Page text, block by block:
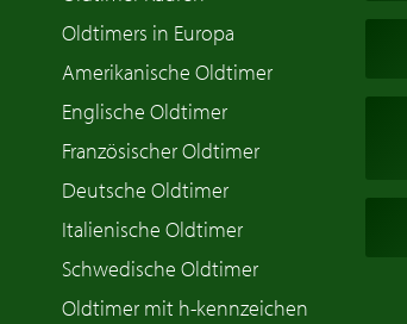
Oldtimers in Europa
Amerikanische Oldtimer
Englische Oldtimer
Französischer Oldtimer
Deutsche Oldtimer
Italienische Oldtimer
Schwedische Oldtimer
Oldtimer mit h-kennzeichen